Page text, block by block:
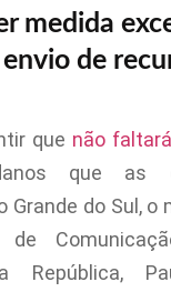
medida
de
que não
que as
Grande do Sul,
de
República,